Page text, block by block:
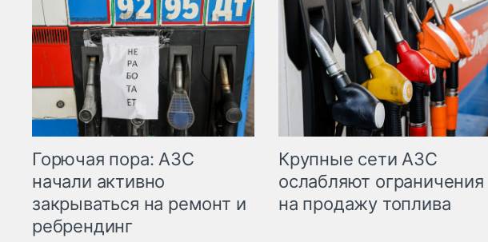
Горючая пора: АЗС
начали активно
закрываться на ремонт и
ребрендинг
Крупные сети АЗС
ослабляют ограничения
на продажу топлива